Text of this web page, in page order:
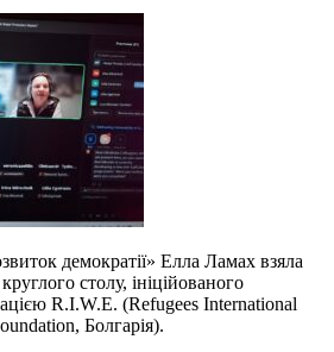
демократії» Елла Ламах взяла
столу, ініційованого
R.I.W.E. (Refugees International
Болгарія).